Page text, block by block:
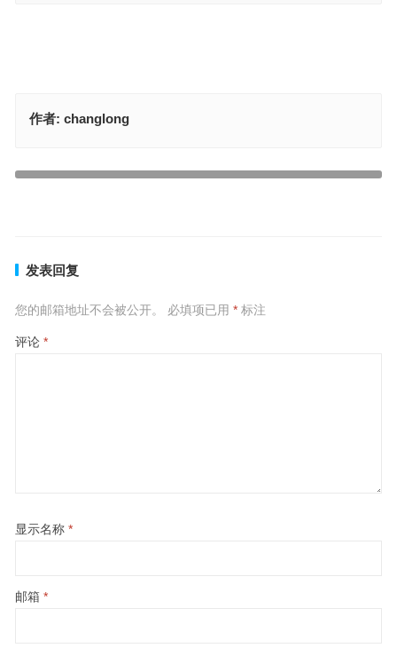
作者: changlong
疙里疙瘩是什么生肖，精准精选解释落实
发表回复
您的邮箱地址不会被公开。 必填项已用 *标注
评论 *
显示名称 *
邮箱 *